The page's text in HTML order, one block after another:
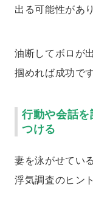
出る可能性があ
油断してボロが
掴めれば成功です
行動や会話
つける
妻を泳がせてい
浮気調査のヒン